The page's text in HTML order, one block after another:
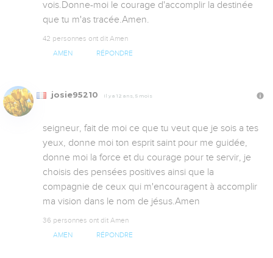
vois.Donne-moi le courage d'accomplir la destinée
que tu m'as tracée.Amen.
42 personnes ont dit Amen
AMEN RÉPONDRE
josie95210 Il y a 12 ans, 5 mois
seigneur, fait de moi ce que tu veut que je sois a tes
yeux, donne moi ton esprit saint pour me guidée,
donne moi la force et du courage pour te servir, je
choisis des pensées positives ainsi que la
compagnie de ceux qui m'encouragent à accomplir
ma vision dans le nom de jésus.Amen
36 personnes ont dit Amen
AMEN RÉPONDRE